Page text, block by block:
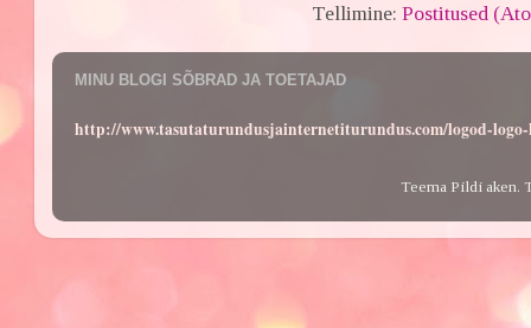
Tellimine:Postitused
MINU BLOGI SÕBRAD JA TOETAJAD
http://www.tasutaturundusjainternetiturundus.com/logod-
Teema Pildi aken.